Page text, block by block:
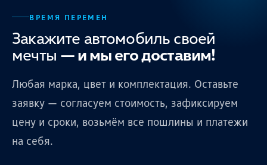
ВРЕМЯ ПЕРЕМЕН
Закажите автомобиль своей
мечты — и мы его доставим!
Любая марка, цвет и комплектация. Оставьте
заявку — согласуем стоимость, зафиксируем
цену и сроки, возьмём все пошлины и платежи
на себя.